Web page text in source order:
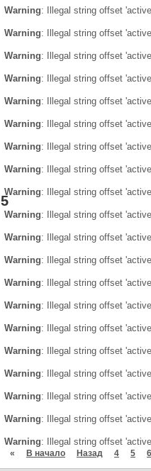
5
Warning: Illegal string offset
Warning: Illegal string offset
Warning: Illegal string offset
Warning: Illegal string offset
Warning: Illegal string offset
Warning: Illegal string offset
Warning: Illegal string offset
Warning: Illegal string offset
Warning: Illegal string offset
Warning: Illegal string offset
Warning: Illegal string offset
Warning: Illegal string offset
Warning: Illegal string offset
Warning: Illegal string offset
Warning: Illegal string offset
Warning: Illegal string offset
Warning: Illegal string offset
Warning: Illegal string offset
Warning: Illegal string offset
Warning: Illegal string offset
« В начало Назад 4 5 6